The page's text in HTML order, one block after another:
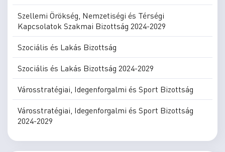
Szellemi Örökség, Nemzetiségi és Térségi
Kapcsolatok Szakmai Bizottság 2024-2029
Szociális és Lakás Bizottság
Szociális és Lakás Bizottság 2024-2029
Városstratégiai, Idegenforgalmi és Sport Bizottság
Városstratégiai, Idegenforgalmi és Sport Bizottság
2024-2029